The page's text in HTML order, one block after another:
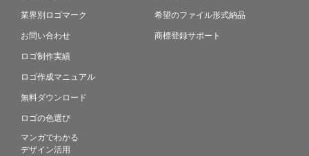
業界別ロゴマーク
お問い合わせ
ロゴ制作実績
ロゴ作成マニュアル
無料ダウンロード
ロゴの色選び
マンガでわかる
デザイン活用
希望のファイル形式納品
商標登録サポート